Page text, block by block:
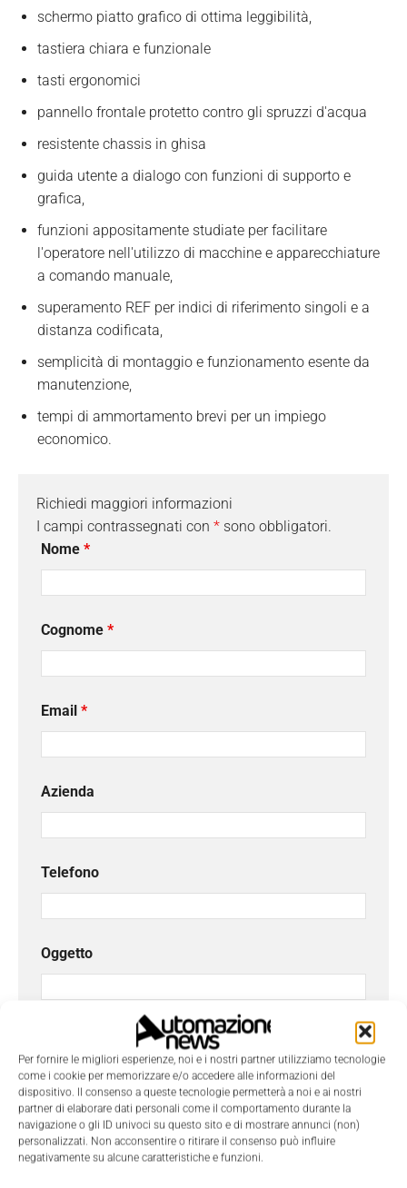
Per fornire le migliori esperienze, noi e i nostri partner utilizziamo tecnologie
come i cookie per memorizzare e/o accedere alle informazioni del
dispositivo. Il consenso a queste tecnologie permetterà a noi e ai nostri
partner di elaborare dati personali come il comportamento durante la
navigazione o gli ID univoci su questo sito e di mostrare annunci (non)
personalizzati. Non acconsentire o ritirare il consenso può influire
negativamente su alcune caratteristiche e funzioni.
schermo piatto grafico di ottima leggibilità,
tastiera chiara e funzionale
tasti ergonomici
pannello frontale protetto contro gli spruzzi d'acqua
resistente chassis in ghisa
guida utente a dialogo con funzioni di supporto e
grafica,
funzioni appositamente studiate per facilitare
l'operatore nell'utilizzo di macchine e apparecchiature
a comando manuale,
superamento REF per indici di riferimento singoli e a
distanza codificata,
semplicità di montaggio e funzionamento esente da
manutenzione,
tempi di ammortamento brevi per un impiego
economico.
Richiedi maggiori informazioni
I campi contrassegnati con * sono obbligatori.
Nome *
Cognome *
Email *
Azienda
Telefono
Oggetto